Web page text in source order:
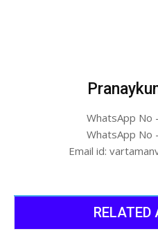
WhatsApp No
WhatsApp No
Email id:
RELATED